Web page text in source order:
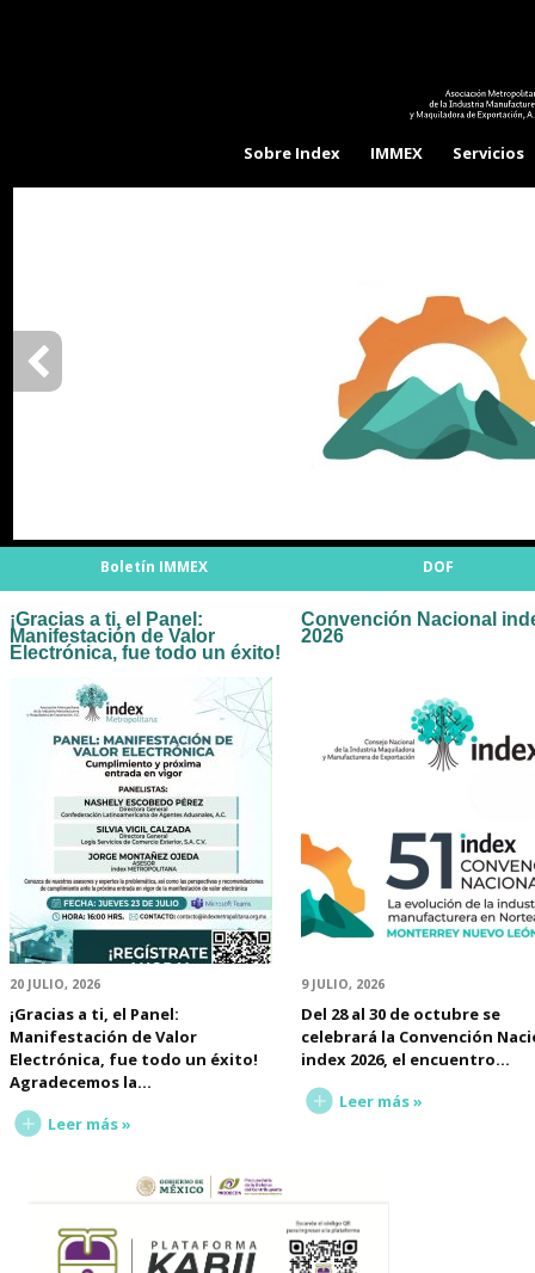
Sobre Index IMMEX Servicios
info heading
info content
Boletín IMMEX DOF
¡Gracias a ti, el Panel:
Manifestación de Valor
Electrónica, fue todo un éxito!
20 JULIO, 2026
¡Gracias a ti, el Panel:
Manifestación de Valor
Electrónica, fue todo un éxito!
Agradecemos la…
Leer más »
Convención Nacional
2026
9 JULIO, 2026
Del 28 al 30 de octubre se
celebrará la Convención
index 2026, el encuentro…
Leer más »